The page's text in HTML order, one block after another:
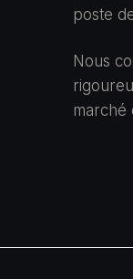
poste
Nous
marché